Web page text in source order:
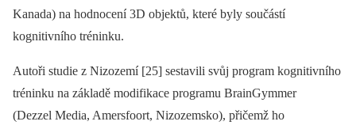
Kanada) na hodnocení 3D objektů, které byly součástí
kognitivního tréninku.
Autoři studie z Nizozemí [25] sestavili svůj program kognitivního
tréninku na základě modifikace programu BrainGymmer
(Dezzel Media, Amersfoort, Nizozemsko), přičemž ho